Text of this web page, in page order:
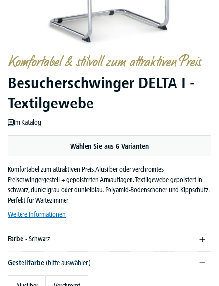
Komfortabel & stilvoll zum attraktiven Preis
Besucherschwinger DELTA I -
Textilgewebe
Im Katalog
Wählen Sie aus 6 Varianten
Komfortabel zum attraktiven Preis. Alusilber oder verchromtes
Freischwingergestell + gepolsterten Armauflagen, Textilgewebe gepolstert in
schwarz, dunkelgrau oder dunkelblau. Polyamid-Bodenschoner und Kippschutz.
Perfekt für Wartezimmer
Weitere Informationen
Farbe - Schwarz
Gestellfarbe (bitte auswählen)